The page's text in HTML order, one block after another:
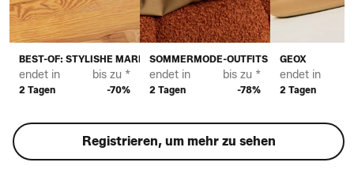
BEST-OF: STYLISHE MARKEN FÜR DAMEN
endet in
2 Tagen
bis zu *
-70%
SOMMERMODE-OUTFITS FÜR DAMEN
endet in
2 Tagen
bis zu *
-78%
GEOX
endet in
2 Tagen
Registrieren, um mehr zu sehen